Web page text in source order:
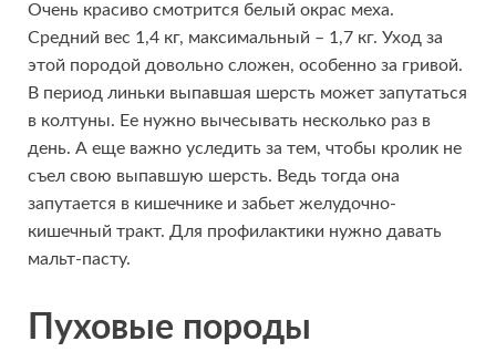
Очень красиво смотрится белый окрас меха.
Средний вес 1,4 кг, максимальный – 1,7 кг. Уход за
этой породой довольно сложен, особенно за гривой.
В период линьки выпавшая шерсть может запутаться
в колтуны. Ее нужно вычесывать несколько раз в
день. А еще важно уследить за тем, чтобы кролик не
съел свою выпавшую шерсть. Ведь тогда она
запутается в кишечнике и забьет желудочно-
кишечный тракт. Для профилактики нужно давать
мальт-пасту.
Пуховые породы